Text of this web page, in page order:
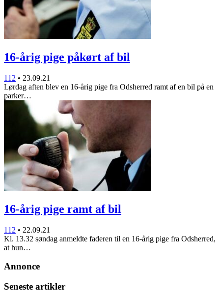
16-årig pige påkørt af bil
112 • 23.09.21
Lørdag aften blev en 16-årig pige fra Odsherred ramt af en bil på en
parker…
16-årig pige ramt af bil
112 • 22.09.21
Kl. 13.32 søndag anmeldte faderen til en 16-årig pige fra Odsherred,
at hun…
Annonce
Seneste artikler